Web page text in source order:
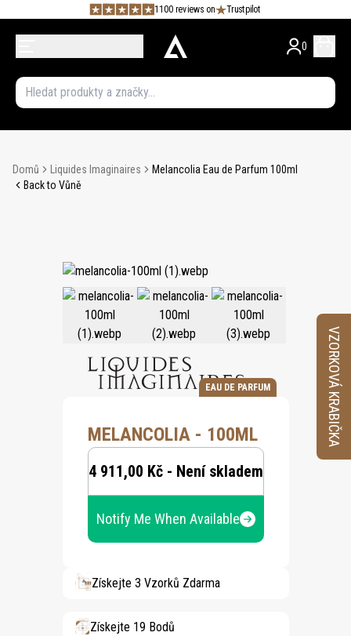
1100 reviews on Trustpilot
0
Domů Liquides Imaginaires
Melancolia Eau de Parfum 100ml
Back to Vůně
EAU DE PARFUM
MELANCOLIA - 100ML
4 911,00 Kč - Není skladem
Notify Me When Available
Získejte 3 Vzorků Zdarma
Získejte 19 Bodů
VZORKOVÁ KRABIČKA